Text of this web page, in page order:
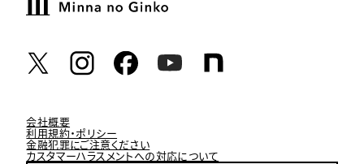
会社概要
利用規約・ポリシー
金融犯罪にご注意ください
カスタマーハラスメントへの対応について